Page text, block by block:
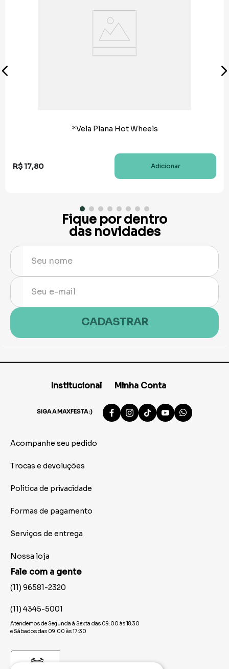
*Vela Plana Hot Wheels
R$17,80 Adicionar
Fique por dentro
das novidades
CADASTRAR
Institucional Minha Conta
SIGA A MAXFESTA :)
Acompanhe seu pedido
Trocas e devoluções
Politica de privacidade
Formas de pagamento
Serviços de entrega
Nossa loja
Fale com a gente
(11) 96581-2320
(11) 4345-5001
Atendemos de Segunda à Sexta das 09:00 às 18:30
e Sábados das 09:00 às 17:30